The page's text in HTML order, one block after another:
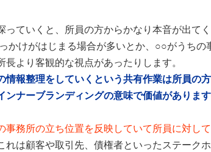
っていくと、所員の方からかなり本音が出て
かけがはじまる場合が多いとか、○○がうちの
より客観的な視点があったりします。
情報整理をしていくという共有作業は所員の
ンナーブランディングの意味で価値がありま
事務所の立ち位置を反映していて所員に対し
れは顧客や取引先、債権者といったステーク